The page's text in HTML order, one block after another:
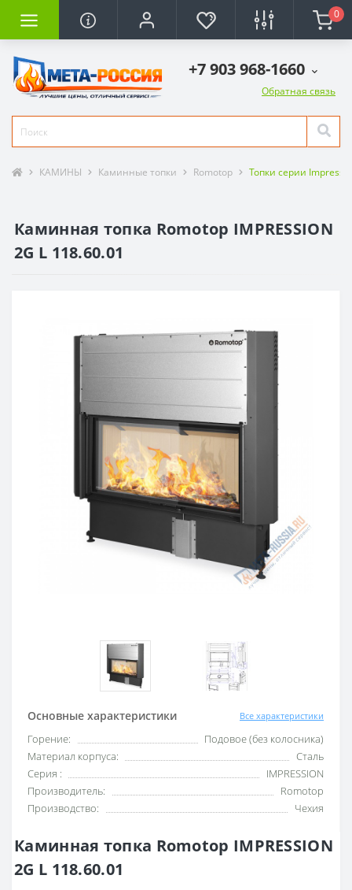
0
+7 903 968-1660
Обратная связь
КАМИНЫ Каминные топки Romotop Топки серии
Каминная топка Romotop IMPRESSION
2G L 118.60.01
Основные характеристики Все характеристики
Горение:
Подовое (без колосника)
Материал корпуса:
Сталь
Серия :
IMPRESSION
Производитель:
Romotop
Производство:
Чехия
Каминная топка Romotop IMPRESSION
2G L 118.60.01